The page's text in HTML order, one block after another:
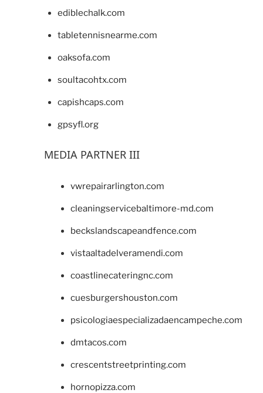
ediblechalk.com
tabletennisnearme.com
oaksofa.com
soultacohtx.com
capishcaps.com
gpsyfl.org
MEDIA PARTNER III
vwrepairarlington.com
cleaningservicebaltimore-md.com
beckslandscapeandfence.com
vistaaltadelveramendi.com
coastlinecateringnc.com
cuesburgershouston.com
psicologiaespecializadaencampeche.com
dmtacos.com
crescentstreetprinting.com
hornopizza.com